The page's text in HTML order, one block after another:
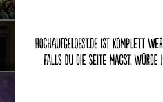
Second Generation Blu-ray Spieler
07. Jan. 2008 | Kategorie: Hardware| 0